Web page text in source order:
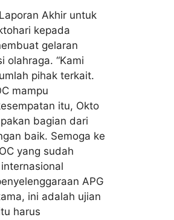
Akhir untuk
kepada
gelaran
olahraga. “Kami
pihak terkait.
mampu
itu, Okto
bagian dari
baik. Semoga ke
yang sudah
APG
ini adalah ujian
harus